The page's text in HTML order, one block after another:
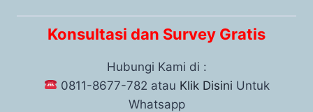
Konsultasi dan Survey Gratis
Hubungi Kami di :
0811-8677-782 atau Klik Disini Untuk
Whatsapp